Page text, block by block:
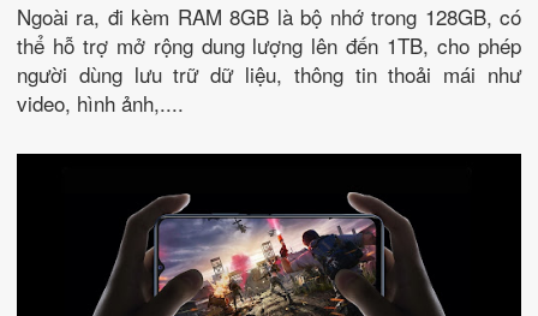
Ngoài ra, đi kèm RAM 8GB là bộ nhớ trong 128GB, có
thể hỗ trợ mở rộng dung lượng lên đến 1TB, cho phép
người dùng lưu trữ dữ liệu, thông tin thoải mái như
video, hình ảnh,....